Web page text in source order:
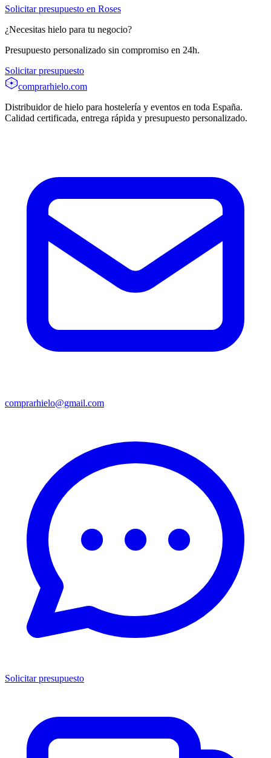
Solicitar presupuesto en Roses
¿Necesitas hielo para tu negocio?
Presupuesto personalizado sin compromiso en 24h.
Solicitar presupuesto
comprarhielo.com
Distribuidor de hielo para hostelería y eventos en toda España.
Calidad certificada, entrega rápida y presupuesto personalizado.
comprarhielo@gmail.com
Solicitar presupuesto